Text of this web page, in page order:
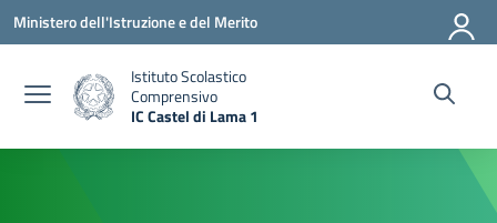
Vai ai contenuti
Vai al menu di navigazione
Vai al footer
Ministero dell'Istruzione e del Merito
Istituto Scolastico
Comprensivo
IC Castel di Lama 1